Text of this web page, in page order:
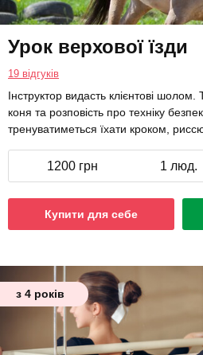
Урок верхової їзди
19 відгуків
Інструктор видасть клієнтові шолом.
коня та розповість про техніку
тренуватиметься їхати кроком,
1200 грн 1 люд.
Купити для себе
з 4 років